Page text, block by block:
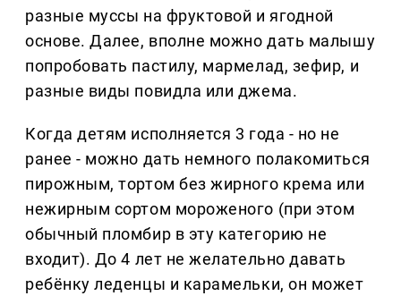
разные муссы на фруктовой и ягодной
основе. Далее, вполне можно дать малышу
попробовать пастилу, мармелад, зефир, и
разные виды повидла или джема.
Когда детям исполняется 3 года - но не
ранее - можно дать немного полакомиться
пирожным, тортом без жирного крема или
нежирным сортом мороженого (при этом
обычный пломбир в эту категорию не
входит). До 4 лет не желательно давать
ребёнку леденцы и карамельки, он может